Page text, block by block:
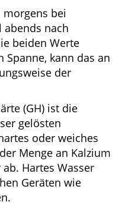
bei
abends nach
beiden Werte
kann das an
der
(GH) ist die
gelösten
oder weiches
Menge an Kalzium
Hartes Wasser
Geräten wie